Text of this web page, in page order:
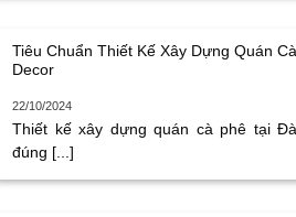
Tiêu Chuẩn Thiết Kế Xây Dựng Quán
Decor
22/10/2024
Thiết kế xây dựng quán cà phê tại
đúng [...]